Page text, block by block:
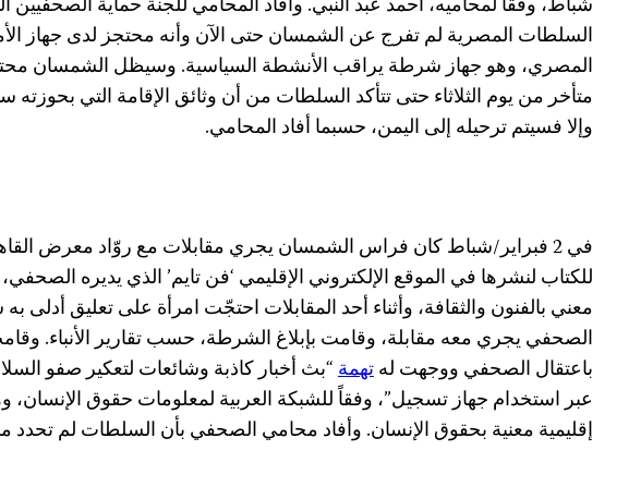
شباط، وفقاً لمحاميه، أحمد عبد النبي. وأفاد المحامي للجنة حماية الصحفيين
السلطات المصرية لم تفرج عن الشمسان حتى الآن وأنه محتجز لدى جهاز
المصري، وهو جهاز شرطة يراقب الأنشطة السياسية. وسيظل الشمسان
متأخر من يوم الثلاثاء حتى تتأكد السلطات من أن وثائق الإقامة التي بحوزته
وإلا فسيتم ترحيله إلى اليمن، حسبما أفاد المحامي.
في 2 فبراير/شباط كان فراس الشمسان يجري مقابلات مع روّاد معرض
للكتاب لنشرها في الموقع الإلكتروني الإقليمي ‘فن تايم’ الذي يديره
معني بالفنون والثقافة، وأثناء أحد المقابلات احتجّت امرأة على تعليق
الصحفي يجري معه مقابلة، وقامت بإبلاغ الشرطة، حسب تقارير الأنباء.
باعتقال الصحفي ووجهت لهتهمة“بث أخبار كاذبة وشائعات لتعكير صفو
عبر استخدام جهاز تسجيل”، وفقاً للشبكة العربية لمعلومات حقوق
إقليمية معنية بحقوق الإنسان. وأفاد محامي الصحفي بأن السلطات لم تحدد